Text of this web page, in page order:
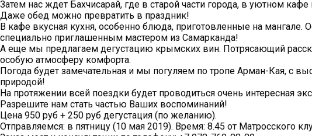
Затем нас ждет Бахчисарай, где в старой части города, в уютном
Даже обед можно превратить в праздник!
В кафе вкусная кухня, особенно блюда, приготовленные на
специально приглашенным мастером из Самарканда!
А еще мы предлагаем дегустацию крымских вин. Потрясающий
особую атмосферу комфорта.
Погода будет замечательная и мы погуляем по тропе Арман-Кая, с
природой!
На протяжении всей поездки будет проводиться очень интересная
Разрешите нам стать частью Ваших воспоминаний!
Цена 950 руб + 250 руб дегустация (по желанию).
Отправляемся: в пятницу (10 мая 2019). Время: 8.45 от Матросского